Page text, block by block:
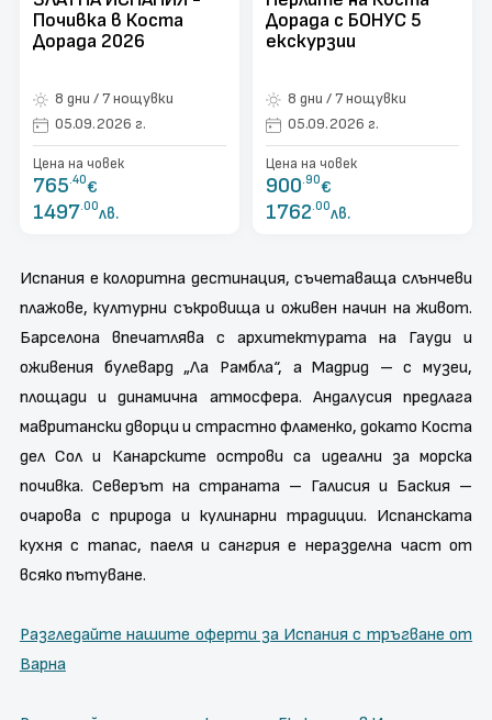
Почивка в Коста
Дорада 2026
8 дни / 7 нощувки
05.09.2026 г.
Цена на човек
765.40€
1497.00лв.
Дорада с БОНУС 5
екскурзии
8 дни / 7 нощувки
05.09.2026 г.
Цена на човек
900.90€
1762.00лв.
Испания е колоритна дестинация, съчетаваща слънчеви
плажове, културни съкровища и оживен начин на живот.
Барселона впечатлява с архитектурата на Гауди и
оживения булевард „Ла Рамбла“, а Мадрид – с музеи,
площади и динамична атмосфера. Андалусия предлага
мавритански дворци и страстно фламенко, докато Коста
дел Сол и Канарските острови са идеални за морска
почивка. Северът на страната – Галисия и Баския –
очарова с природа и кулинарни традиции. Испанската
кухня с тапас, паеля и сангрия е неразделна част от
всяко пътуване.
Разгледайте нашите оферти за Испания с тръгване от
Варна